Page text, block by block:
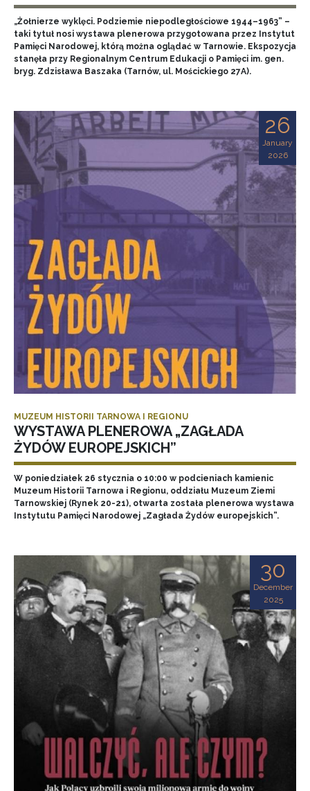
„Żołnierze wyklęci. Podziemie niepodległościowe 1944–1963” –
taki tytuł nosi wystawa plenerowa przygotowana przez Instytut
Pamięci Narodowej, którą można oglądać w Tarnowie. Ekspozycja
stanęła przy Regionalnym Centrum Edukacji o Pamięci im. gen.
bryg. Zdzisława Baszaka (Tarnów, ul. Mościckiego 27A).
26
January
2026
MUZEUM HISTORII TARNOWA I REGIONU
WYSTAWA PLENEROWA „ZAGŁADA
ŻYDÓW EUROPEJSKICH”
W poniedziałek 26 stycznia o 10:00 w podcieniach kamienic
Muzeum Historii Tarnowa i Regionu, oddziału Muzeum Ziemi
Tarnowskiej (Rynek 20-21), otwarta została plenerowa wystawa
Instytutu Pamięci Narodowej „Zagłada Żydów europejskich”.
30
December
2025